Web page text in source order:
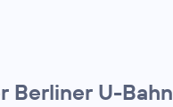
Berliner U-Bahn